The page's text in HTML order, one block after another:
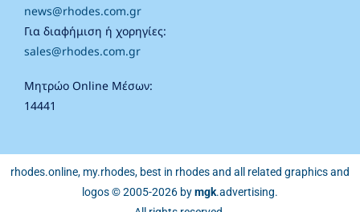
news@rhodes.com.gr
Για διαφήμιση ή χορηγίες:
sales@rhodes.com.gr
Μητρώο Online Μέσων:
14441
rhodes.online, my.rhodes, best in rhodes and all related graphics and
logos © 2005-2026 bymgk.advertising.